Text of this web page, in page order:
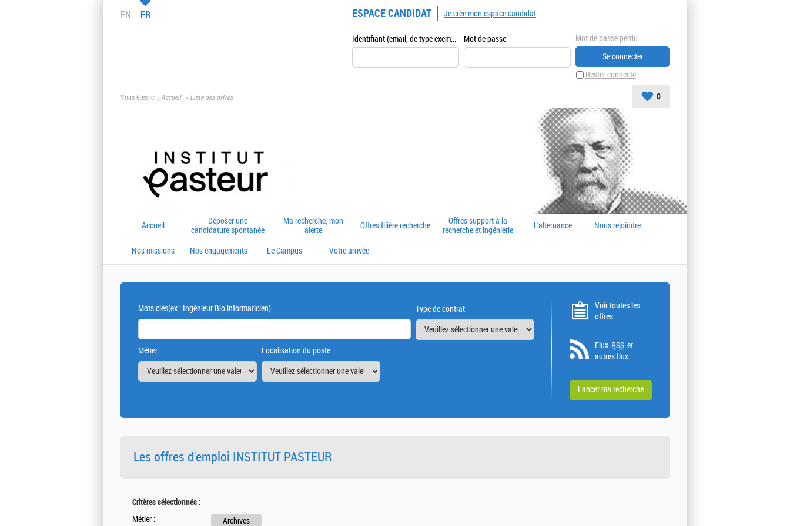
EN FR ESPACE CANDIDAT
Identifiant (email, de type exemple@exemple.fr) Mot de passe
Rester connecté
Mot de passe perdu
Je crée mon espace candidat
Vous êtes ici : Accueil Liste des offres 0
Accueil
Déposer une
candidature spontanée
Ma recherche, mon
alerte
Offres filière recherche
Offres support à la
recherche et ingénierie
L'alternance Nous rejoindre
Nos missions Nos engagements Le Campus Votre arrivée
Mots clés(ex : Ingénieur Bio informaticien) Type de contrat
Métier Localisation du poste
Voir toutes les
offres
Flux RSS et
autres flux
Les offres d'emploi INSTITUT PASTEUR
Critères sélectionnés :
Métier : Archives